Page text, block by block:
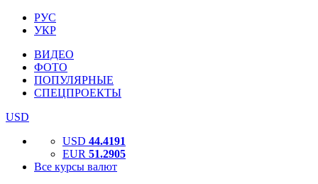
РУС
УКР
ВИДЕО
ФОТО
ПОПУЛЯРНЫЕ
СПЕЦПРОЕКТЫ
USD
USD 44.4191
EUR 51.2905
Все курсы валют